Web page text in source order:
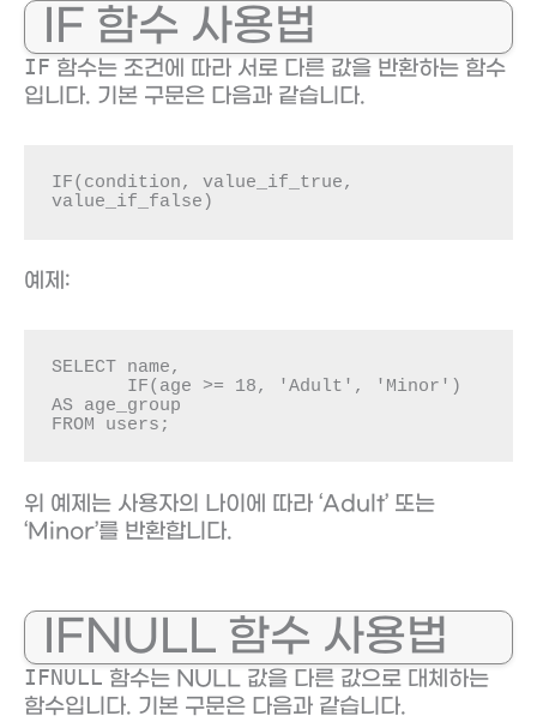
IF 함수 사용법
IF 함수는 조건에 따라 서로 다른 값을 반환하는 함수
입니다. 기본 구문은 다음과 같습니다.
IF(condition, value_if_true,
value_if_false)
예제:
SELECT name,
AS age_group
FROM users;
위 예제는 사용자의 나이에 따라 ‘Adult’ 또는
‘Minor’를 반환합니다.
IFNULL 함수 사용법
IFNULL 함수는 NULL 값을 다른 값으로 대체하는
함수입니다. 기본 구문은 다음과 같습니다.